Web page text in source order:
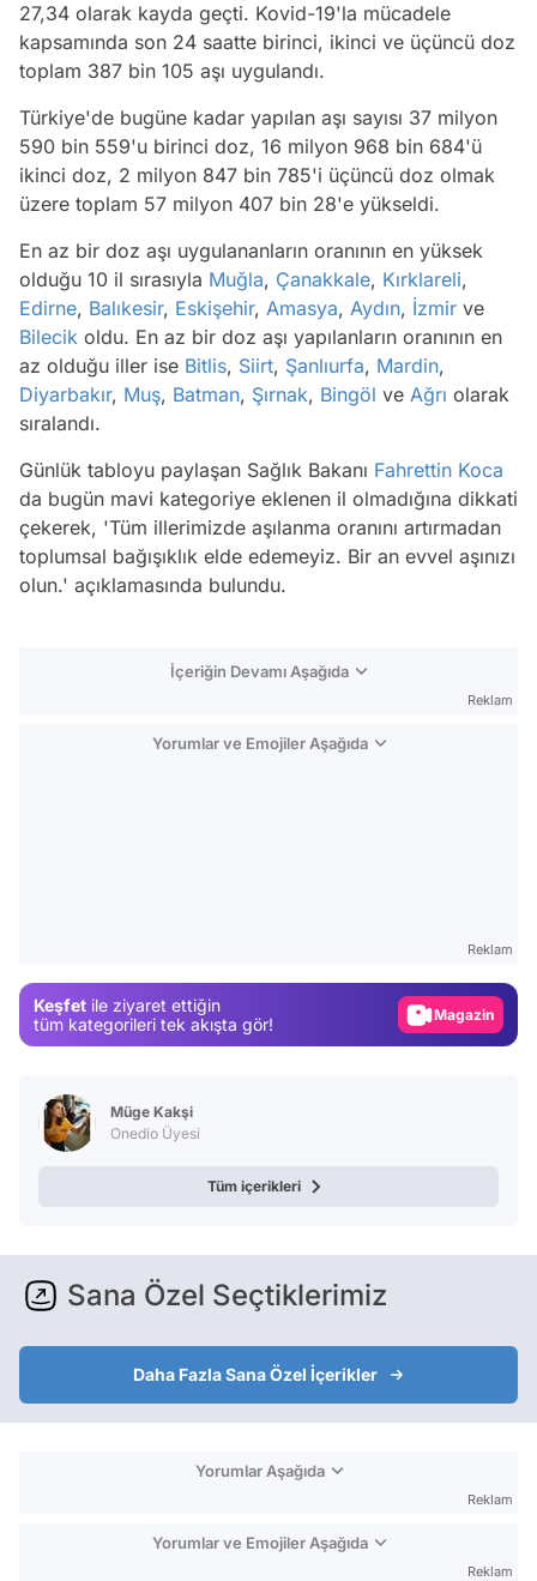
27,34 olarak kayda geçti. Kovid-19'la mücadele
kapsamında son 24 saatte birinci, ikinci ve üçüncü doz
toplam 387 bin 105 aşı uygulandı.
Türkiye'de bugüne kadar yapılan aşı sayısı 37 milyon
590 bin 559'u birinci doz, 16 milyon 968 bin 684'ü
ikinci doz, 2 milyon 847 bin 785'i üçüncü doz olmak
üzere toplam 57 milyon 407 bin 28'e yükseldi.
En az bir doz aşı uygulananların oranının en yüksek
olduğu 10 il sırasıyla Muğla, Çanakkale, Kırklareli,
Edirne, Balıkesir, Eskişehir, Amasya, Aydın, İzmir ve
Bilecik oldu. En az bir doz aşı yapılanların oranının en
az olduğu iller ise Bitlis, Siirt, Şanlıurfa, Mardin,
Diyarbakır, Muş, Batman, Şırnak, Bingöl ve Ağrı olarak
sıralandı.
Günlük tabloyu paylaşan Sağlık Bakanı Fahrettin Koca
da bugün mavi kategoriye eklenen il olmadığına dikkati
çekerek, 'Tüm illerimizde aşılanma oranını artırmadan
toplumsal bağışıklık elde edemeyiz. Bir an evvel aşınızı
olun.' açıklamasında bulundu.
İçeriğin Devamı Aşağıda
Reklam
Yorumlar ve Emojiler Aşağıda
Reklam
Keşfet ile ziyaret ettiğin
tüm kategorileri tek akışta gör!
Magazin
Müge Kakşi
Onedio Üyesi
Tüm içerikleri
Sana Özel Seçtiklerimiz
Daha Fazla Sana Özel İçerikler
Yorumlar Aşağıda
Reklam
Yorumlar ve Emojiler Aşağıda
Reklam